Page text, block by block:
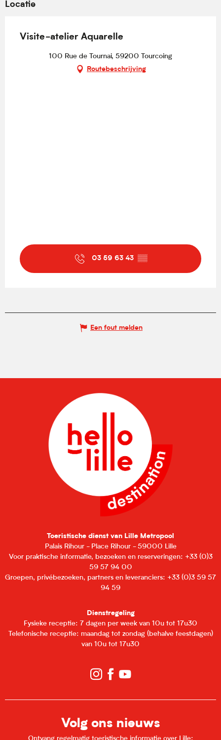
Locatie
Visite-atelier Aquarelle
100 Rue de Tournai, 59200 Tourcoing
Routebeschrijving
03 59 63 43 ▒▒
Een fout melden
Toeristische dienst van Lille Metropool
Palais Rihour - Place Rihour - 59000 Lille
Voor praktische informatie, bezoeken en reserveringen: +33 (0)3
59 57 94 00
Groepen, privébezoeken, partners en leveranciers: +33 (0)3 59 57
94 59
Dienstregeling
Fysieke receptie: 7 dagen per week van 10u tot 17u30
Telefonische receptie: maandag tot zondag (behalve feestdagen)
van 10u tot 17u30
Volg ons nieuws